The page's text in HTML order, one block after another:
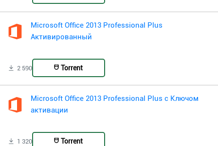
Microsoft Office 2013 Professional Plus
Активированный
2 590 Torrent
Microsoft Office 2013 Professional Plus с Ключом
активации
1 320 Torrent